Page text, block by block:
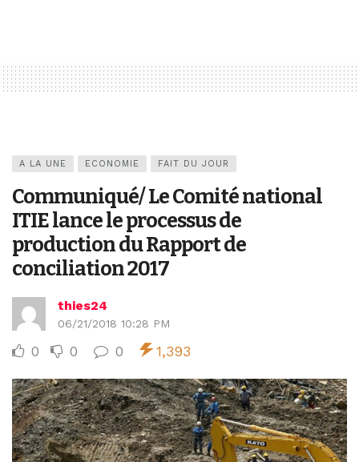
A LA UNE ECONOMIE FAIT DU JOUR
Communiqué/ Le Comité national
ITIE lance le processus de
production du Rapport de
conciliation 2017
thies24
06/21/2018 10:28 PM
0 0 0 1,393